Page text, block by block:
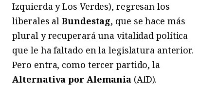
Izquierda y Los Verdes), regresan los
liberales alBundestag, que se hace más
plural y recuperará una vitalidad política
que le ha faltado en la legislatura anterior.
Pero entra, como tercer partido, la
Alternativa por Alemania (AfD).